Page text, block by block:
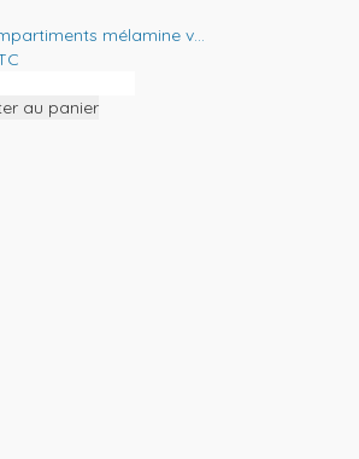
mélamine v...
au panier